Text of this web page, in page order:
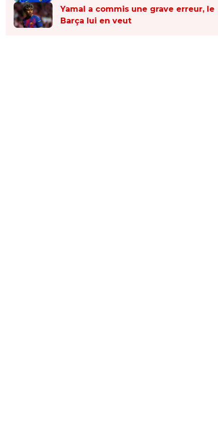
Yamal a commis une grave erreur, le
Barça lui en veut